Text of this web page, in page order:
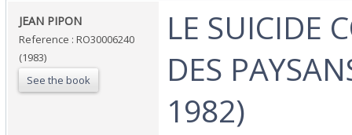
‎JEAN PIPON‎
Reference : RO30006240
(1983)
See the book
‎LE SUICIDE
DES
1982)‎